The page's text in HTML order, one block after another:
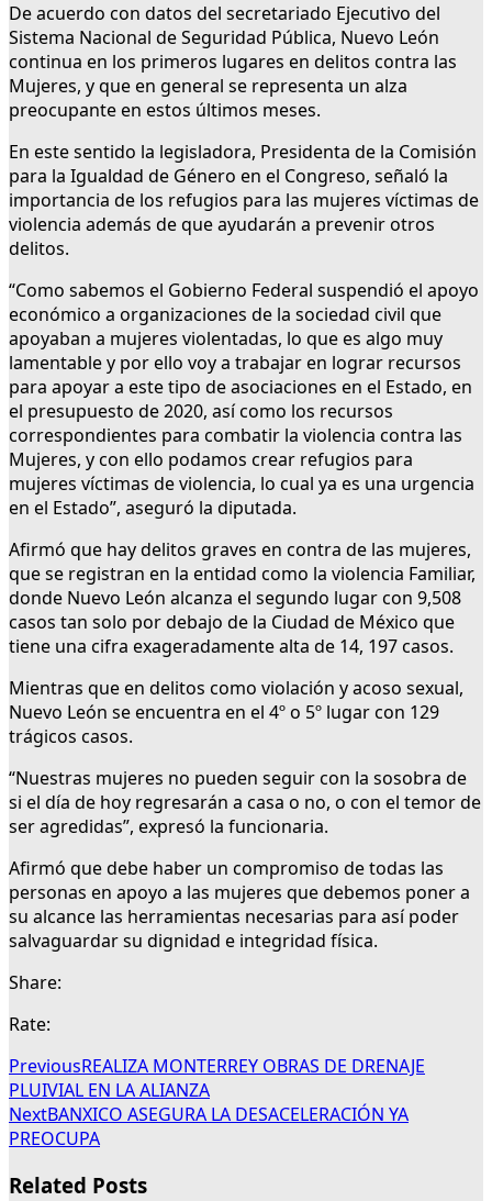
De acuerdo con datos del secretariado Ejecutivo del
Sistema Nacional de Seguridad Pública, Nuevo León
continua en los primeros lugares en delitos contra las
Mujeres, y que en general se representa un alza
preocupante en estos últimos meses.
En este sentido la legisladora, Presidenta de la Comisión
para la Igualdad de Género en el Congreso, señaló la
importancia de los refugios para las mujeres víctimas de
violencia además de que ayudarán a prevenir otros
delitos.
“Como sabemos el Gobierno Federal suspendió el apoyo
económico a organizaciones de la sociedad civil que
apoyaban a mujeres violentadas, lo que es algo muy
lamentable y por ello voy a trabajar en lograr recursos
para apoyar a este tipo de asociaciones en el Estado, en
el presupuesto de 2020, así como los recursos
correspondientes para combatir la violencia contra las
Mujeres, y con ello podamos crear refugios para
mujeres víctimas de violencia, lo cual ya es una urgencia
en el Estado”, aseguró la diputada.
Afirmó que hay delitos graves en contra de las mujeres,
que se registran en la entidad como la violencia Familiar,
donde Nuevo León alcanza el segundo lugar con 9,508
casos tan solo por debajo de la Ciudad de México que
tiene una cifra exageradamente alta de 14, 197 casos.
Mientras que en delitos como violación y acoso sexual,
Nuevo León se encuentra en el 4º o 5º lugar con 129
trágicos casos.
“Nuestras mujeres no pueden seguir con la sosobra de
si el día de hoy regresarán a casa o no, o con el temor de
ser agredidas”, expresó la funcionaria.
Afirmó que debe haber un compromiso de todas las
personas en apoyo a las mujeres que debemos poner a
su alcance las herramientas necesarias para así poder
salvaguardar su dignidad e integridad física.
Share:
Rate:
PreviousREALIZA MONTERREY OBRAS DE DRENAJE
PLUIVIAL EN LA ALIANZA
NextBANXICO ASEGURA LA DESACELERACIÓN YA
PREOCUPA
Related Posts